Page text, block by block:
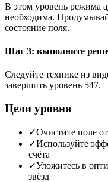
В этом уровень режима
необходима.
состояние поля.
Шаг 3: выполните
Следуйте технике из
завершить уровень 547.
Цели уровня
✓Очистите поле
✓Используйте
счёта
✓Уложитесь в
звёзд